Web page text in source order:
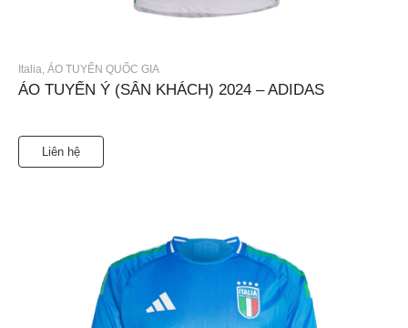
Italia, ÁO TUYỂN QUỐC GIA
ÁO TUYỂN Ý (SÂN KHÁCH) 2024 – ADIDAS
Liên hệ